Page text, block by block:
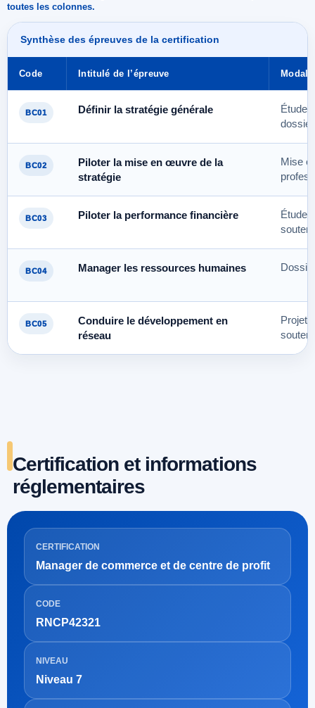
toutes les colonnes.
Synthèse des épreuves de la certification
Code Intitulé de l’épreuve
BC01 Définir la stratégie générale
Étude
BC02
Piloter la mise en œuvre de la
stratégie
Mise
BC03 Piloter la performance financière
Étude
BC04 Manager les ressources humaines
BC05
Conduire le développement en
réseau
Projet
Certification et informations
réglementaires
CERTIFICATION
Manager de commerce et de centre de profit
CODE
RNCP42321
NIVEAU
Niveau 7